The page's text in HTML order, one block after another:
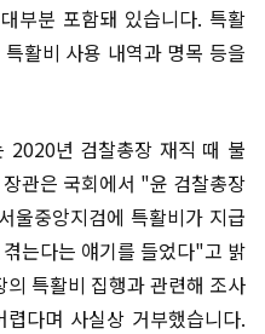
부분 포함돼 있습니다. 특활
활비 사용 내역과 명목 등을
2020년 검찰총장 재직 때 불
관은 국회에서 "윤 검찰총장
울중앙지검에 특활비가 지급
는다는 얘기를 들었다"고 밝
특활비 집행과 관련해 조사
다며 사실상 거부했습니다.